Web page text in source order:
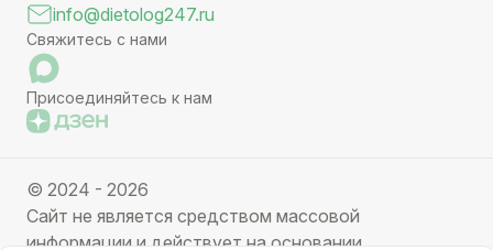
info@dietolog247.ru
Свяжитесь с нами
Присоединяйтесь к нам
© 2024 - 2026
Сайт не является средством массовой
информации и действует на основании